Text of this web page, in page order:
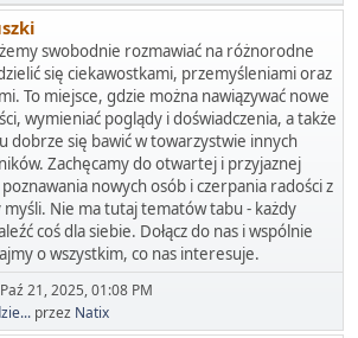
swobodnie rozmawiać na różnorodne
się ciekawostkami, przemyśleniami oraz
To miejsce, gdzie można nawiązywać nowe
wymieniać poglądy i doświadczenia, a także
dobrze się bawić w towarzystwie innych
Zachęcamy do otwartej i przyjaznej
nowych osób i czerpania radości z
myśli. Nie ma tutaj tematów tabu - każdy
coś dla siebie. Dołącz do nas i wspólnie
o wszystkim, co nas interesuje.
Paź 21, 2025, 01:08 PM
przez Natix